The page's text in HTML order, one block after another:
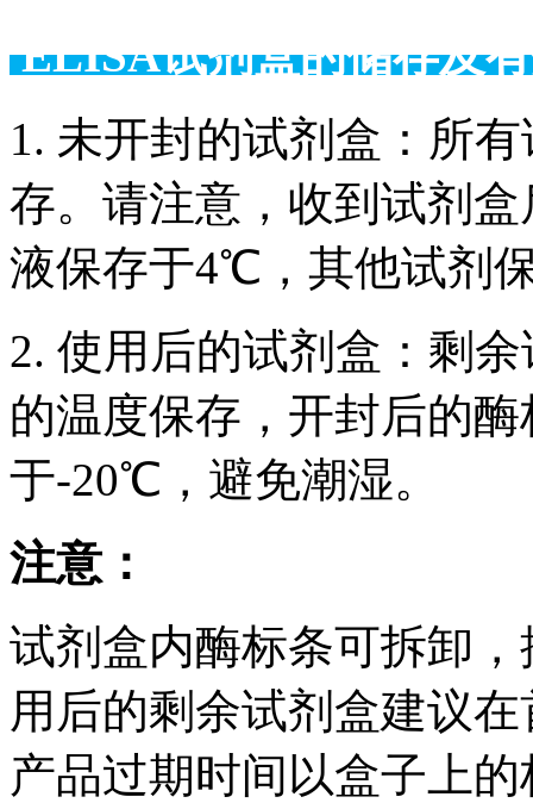
ELISA试剂盒的储存
1. 未开封的试剂盒：所
存。请注意，收到试剂
液保存于4℃，其他试剂
2. 使用后的试剂盒：剩
的温度保存，开封后的
于-20℃，避免潮湿。
注意：
试剂盒内酶标条可拆卸
用后的剩余试剂盒建议
产品过期时间以盒子上